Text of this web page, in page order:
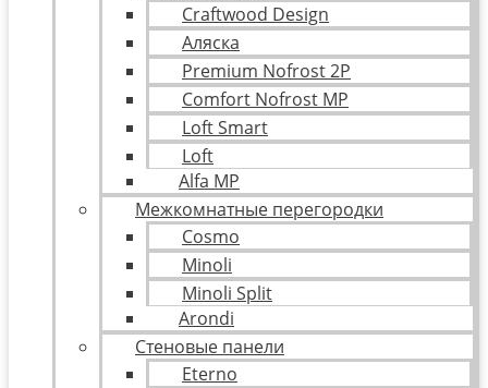
Craftwood Design
Аляска
Premium Nofrost 2P
Comfort Nofrost MP
Loft Smart
Loft
Alfa MP
Межкомнатные перегородки
Cosmo
Minoli
Minoli Split
Arondi
Стеновые панели
Eterno